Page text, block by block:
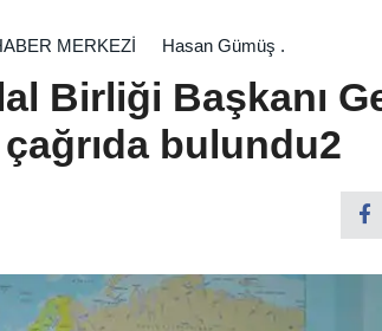
MERKEZİ Hasan Gümüş .
Birliği Başkanı
bulundu2